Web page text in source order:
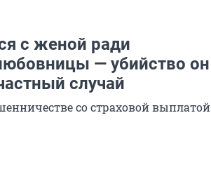
с женой ради
— убийство он
случай
со страховой выплатой